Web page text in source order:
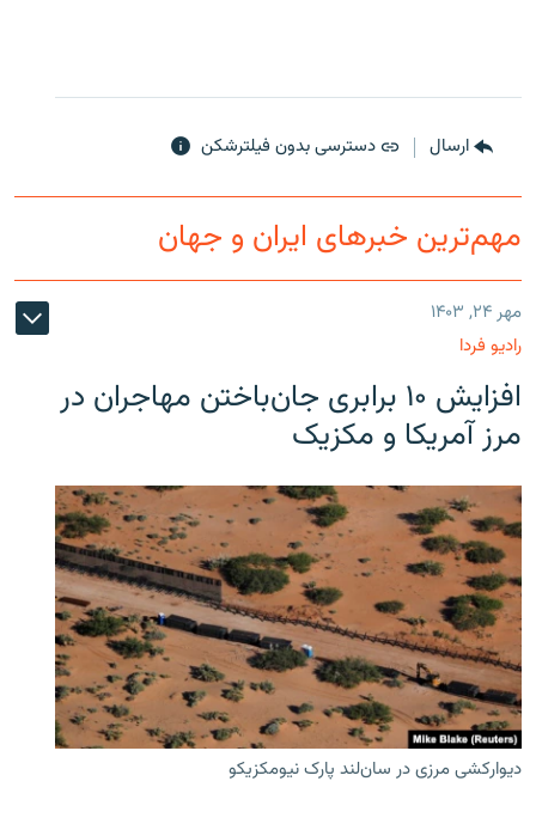
ارسال دسترسی بدون فیلترشکن
مهم‌ترین خبرهای ایران و جهان
مهر ۲۴, ۱۴۰۳
رادیو فردا
افزایش ۱۰ برابری جان‌باختن مهاجران در
مرز آمریکا و مکزیک
دیوارکشی مرزی در سان‌لند پارک نیومکزیکو